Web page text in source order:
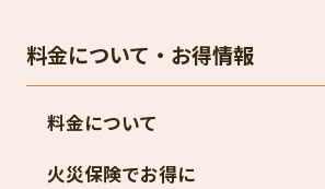
料金について・お得情報
料金について
火災保険でお得に